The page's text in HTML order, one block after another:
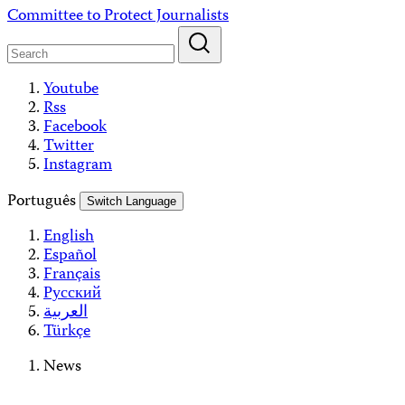
Skip
content
Committee to Protect Journalists
Youtube
Rss
Facebook
Twitter
Instagram
Português
Switch Language
English
Español
Français
Русский
العربية
Türkçe
News